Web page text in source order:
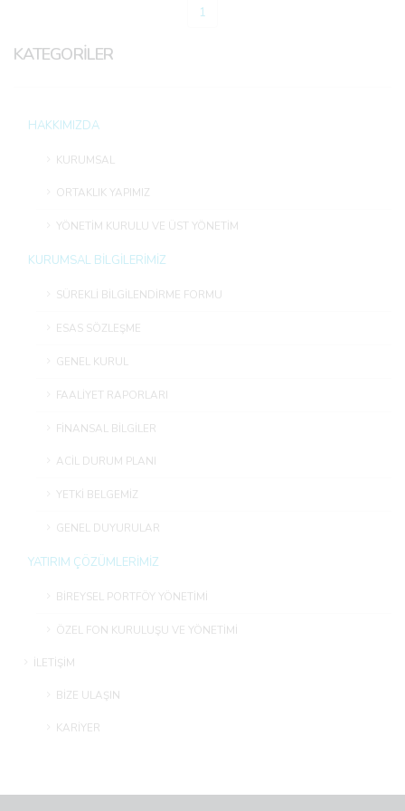
KATEGORİLER
HAKKIMIZDA
KURUMSAL
ORTAKLIK YAPIMIZ
YÖNETİM KURULU VE ÜST YÖNETİM
KURUMSAL BİLGİLERİMİZ
SÜREKLİ BİLGİLENDİRME FORMU
ESAS SÖZLEŞME
GENEL KURUL
FAALİYET RAPORLARI
FİNANSAL BİLGİLER
ACİL DURUM PLANI
YETKİ BELGEMİZ
GENEL DUYURULAR
YATIRIM ÇÖZÜMLERİMİZ
BİREYSEL PORTFÖY YÖNETİMİ
ÖZEL FON KURULUŞU VE YÖNETİMİ
İLETİŞİM
BİZE ULAŞIN
KARİYER
1